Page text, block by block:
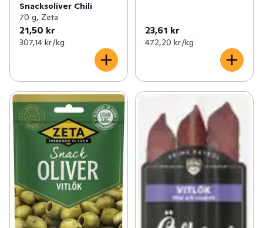
Snacksoliver Chili
70 g, Zeta
21,50 kr
307,14 kr /kg
23,61 kr
472,20 kr /kg